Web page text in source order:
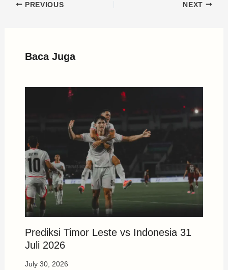
PREVIOUS NEXT
Baca Juga
Prediksi Timor Leste vs Indonesia 31
Juli 2026
July 30, 2026